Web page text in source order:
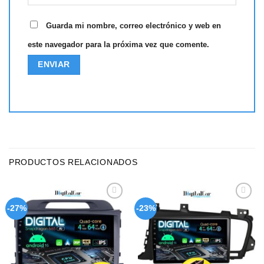
Guarda mi nombre, correo electrónico y web en
este navegador para la próxima vez que comente.
PRODUCTOS RELACIONADOS
-27%
Add to
wishlist
-23%
wishlist